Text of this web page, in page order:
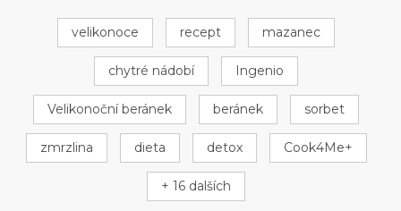
velikonoce recept mazanec
chytré nádobí Ingenio
Velikonoční beránek beránek sorbet
zmrzlina dieta detox Cook4Me+
+ 16 dalších